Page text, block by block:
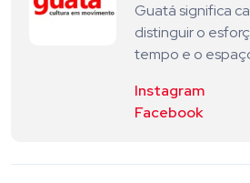
Guatá significa
distinguir o
tempo e o
Instagram
Facebook